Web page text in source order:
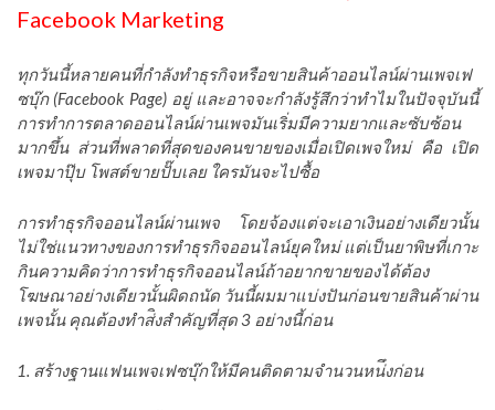
Facebook Marketing
ทุกวันนี้หลายคนที่กำลังทำธุรกิจหรือขายสินค้าออนไลน์ผ่านเพจเฟ
ซบุ๊ก (Facebook Page) อยู่ และอาจจะกำลังรู้สึกว่าทำไมในปัจจุบันนี้
การทำการตลาดออนไลน์ผ่านเพจมันเริ่มมีความยากและซับซ้อน
มากขึ้น ส่วนที่พลาดที่สุดของคนขายของเมื่อเปิดเพจใหม่ คือ เปิด
เพจมาปุ๊บ โพสต์ขายปั๊บเลย ใครมันจะไปซื้อ
การทำธุรกิจออนไลน์ผ่านเพจ โดยจ้องแต่จะเอาเงินอย่างเดียวนั้น
ไม่ใช่แนวทางของการทำธุรกิจออนไลน์ยุคใหม่ แต่เป็นยาพิษที่เกาะ
กินความคิดว่าการทําธุรกิจออนไลน์ถ้าอยากขายของได้ต้อง
โฆษณาอย่างเดียวนั้นผิดถนัด วันนี้ผมมาแบ่งปันก่อนขายสินค้าผ่าน
เพจนั้น คุณต้องทำส่ิงสําคัญที่สุด 3 อย่างนี้ก่อน
1. สร้างฐานแฟนเพจเฟซบุ๊กให้มีคนติดตามจำนวนหน่ึงก่อน